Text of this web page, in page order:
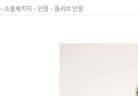
> 소품패키지 > 인형 > 올리브 인형